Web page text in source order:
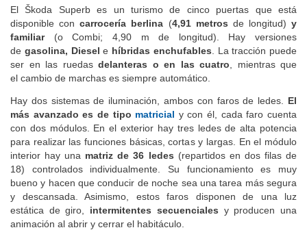
El Škoda Superb es un turismo de cinco puertas que está
disponible concarrocería berlina (4,91 metros de longitud) y
familiar(o Combi; 4,90 m de longitud). Hay versiones
de gasolina, Diesel e híbridas enchufables . La tracción puede
ser en las ruedas delanteras o en las cuatro , mientras que
el cambio de marchas es siempre automático.
Hay dos sistemas de iluminación, ambos con faros de ledes. El
más avanzado es de tipo matricial y con él, cada faro cuenta
con dos módulos. En el exterior hay tres ledes de alta potencia
para realizar las funciones básicas, cortas y largas. En el módulo
interior hay una matriz de 36 ledes (repartidos en dos filas de
18) controlados individualmente. Su funcionamiento es muy
bueno y hacen que conducir de noche sea una tarea más segura
y descansada. Asimismo, estos faros disponen de una luz
estática de giro, intermitentes secuenciales y producen una
animación al abrir y cerrar el habitáculo.